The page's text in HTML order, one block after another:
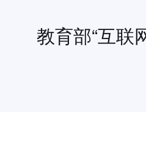
教育部“互联